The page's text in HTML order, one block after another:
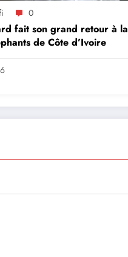
0
fait son grand retour à la
de Côte d’Ivoire